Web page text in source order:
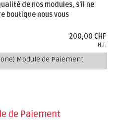
de nos modules, s’il ne
boutique nous vous
200,00 CHF
H.T.
Module de Paiement
de Paiement